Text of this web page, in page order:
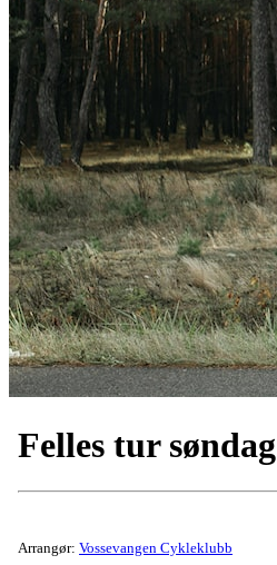
Felles tur søndag
Arrangør: Vossevangen Cykleklubb